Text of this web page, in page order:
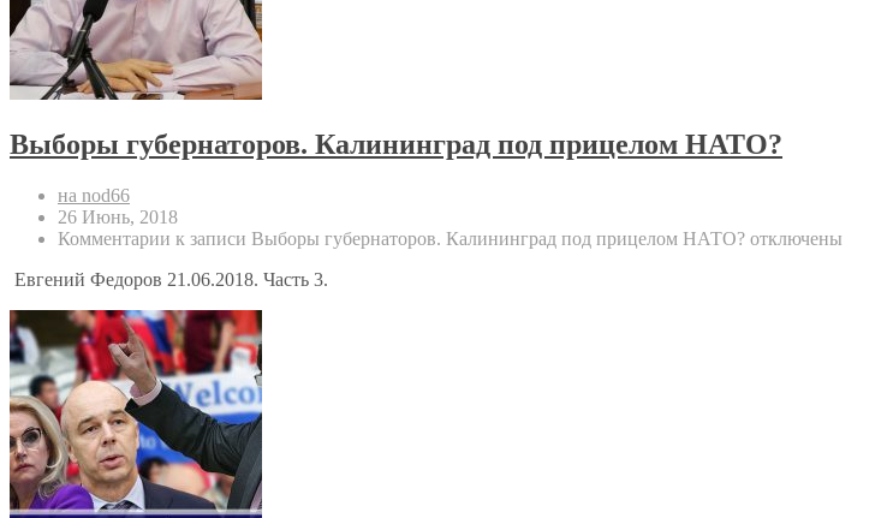
Выборы губернаторов. Калининград под прицелом НАТО?
на nod66
26 Июнь, 2018
Комментарии к записи Выборы губернаторов. Калининград под прицелом НАТО? отключены
Евгений Федоров 21.06.2018. Часть 3.